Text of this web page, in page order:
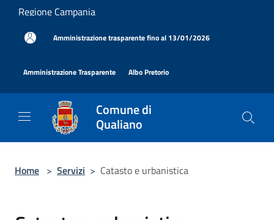
Salta al contenuto principale
Regione Campania
Amministrazione trasparente fino al 13/01/2026
Amministrazione Trasparente Albo Pretorio
Comune di
Qualiano
Home > Servizi > Catasto e urbanistica